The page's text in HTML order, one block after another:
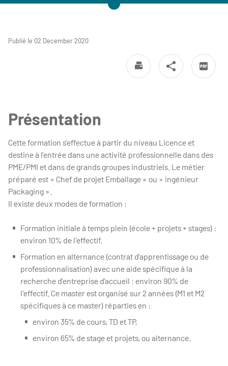
Publié le 02 December 2020
Présentation
Cette formation s’effectue à partir du niveau Licence et
destine à l’entrée dans une activité professionnelle dans des
PME/PMI et dans de grands groupes industriels. Le métier
préparé est « Chef de projet Emballage » ou « ingénieur
Packaging ».
Il existe deux modes de formation :
Formation initiale à temps plein (école + projets + stages) :
environ 10% de l'effectif.
Formation en alternance (contrat d’apprentissage ou de
professionnalisation) avec une aide spécifique à la
recherche d’entreprise d’accueil : environ 90% de
l'effectif. Ce master est organisé sur 2 années (M1 et M2
spécifiques à ce master) réparties en :
environ 35% de cours, TD et TP,
environ 65% de stage et projets, ou alternance.